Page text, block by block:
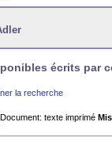
écrits par
la recherche